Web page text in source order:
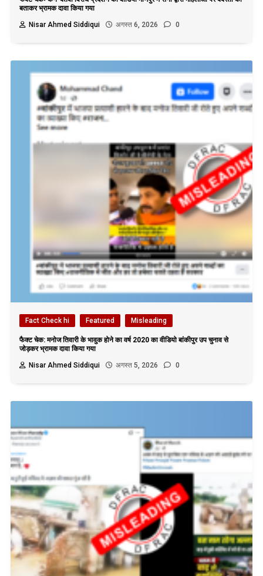
बताकर भ्रामक दावा किया गया
Nisar Ahmed Siddiqui
अगस्त 6, 2026 0
Fact Check hi Featured Misleading
फैक्ट चेक: मनोज तिवारी के भावुक होने का वर्ष 2020 का वीडियो बांकीपुर उप चुनाव से
जोड़कर भ्रामक दावा किया गया
Nisar Ahmed Siddiqui
अगस्त 5, 2026 0